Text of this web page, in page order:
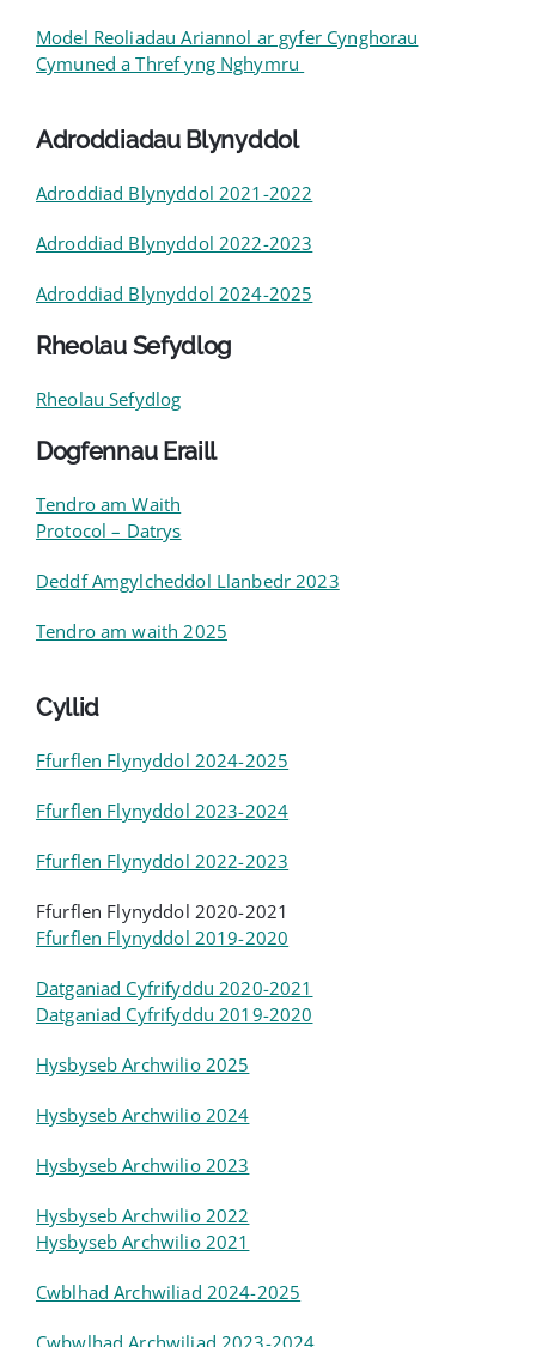
Model Reoliadau Ariannol ar gyfer Cynghorau
Cymuned a Thref yng Nghymru
Adroddiadau Blynyddol
Adroddiad Blynyddol 2021-2022
Adroddiad Blynyddol 2022-2023
Adroddiad Blynyddol 2024-2025
Rheolau Sefydlog
Rheolau Sefydlog
Dogfennau Eraill
Tendro am Waith
Protocol – Datrys
Deddf Amgylcheddol Llanbedr 2023
Tendro am waith 2025
Cyllid
Ffurflen Flynyddol 2024-2025
Ffurflen Flynyddol 2023-2024
Ffurflen Flynyddol 2022-2023
Ffurflen Flynyddol 2020-2021
Ffurflen Flynyddol 2019-2020
Datganiad Cyfrifyddu 2020-2021
Datganiad Cyfrifyddu 2019-2020
Hysbyseb Archwilio 2025
Hysbyseb Archwilio 2024
Hysbyseb Archwilio 2023
Hysbyseb Archwilio 2022
Hysbyseb Archwilio 2021
Cwblhad Archwiliad 2024-2025
Cwbwlhad Archwiliad 2023-2024